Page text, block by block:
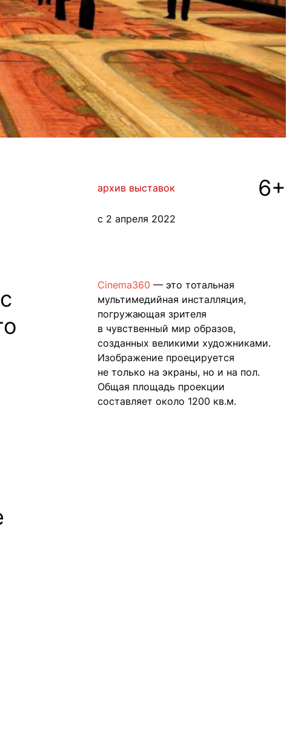
архив выставок 6+
с 2 апреля 2022
Cinema360 — это тотальная
мультимедийная инсталляция,
погружающая зрителя
в чувственный мир образов,
созданных великими художниками.
Изображение проецируется
не только на экраны, но и на пол.
Общая площадь проекции
составляет около 1200 кв.м.